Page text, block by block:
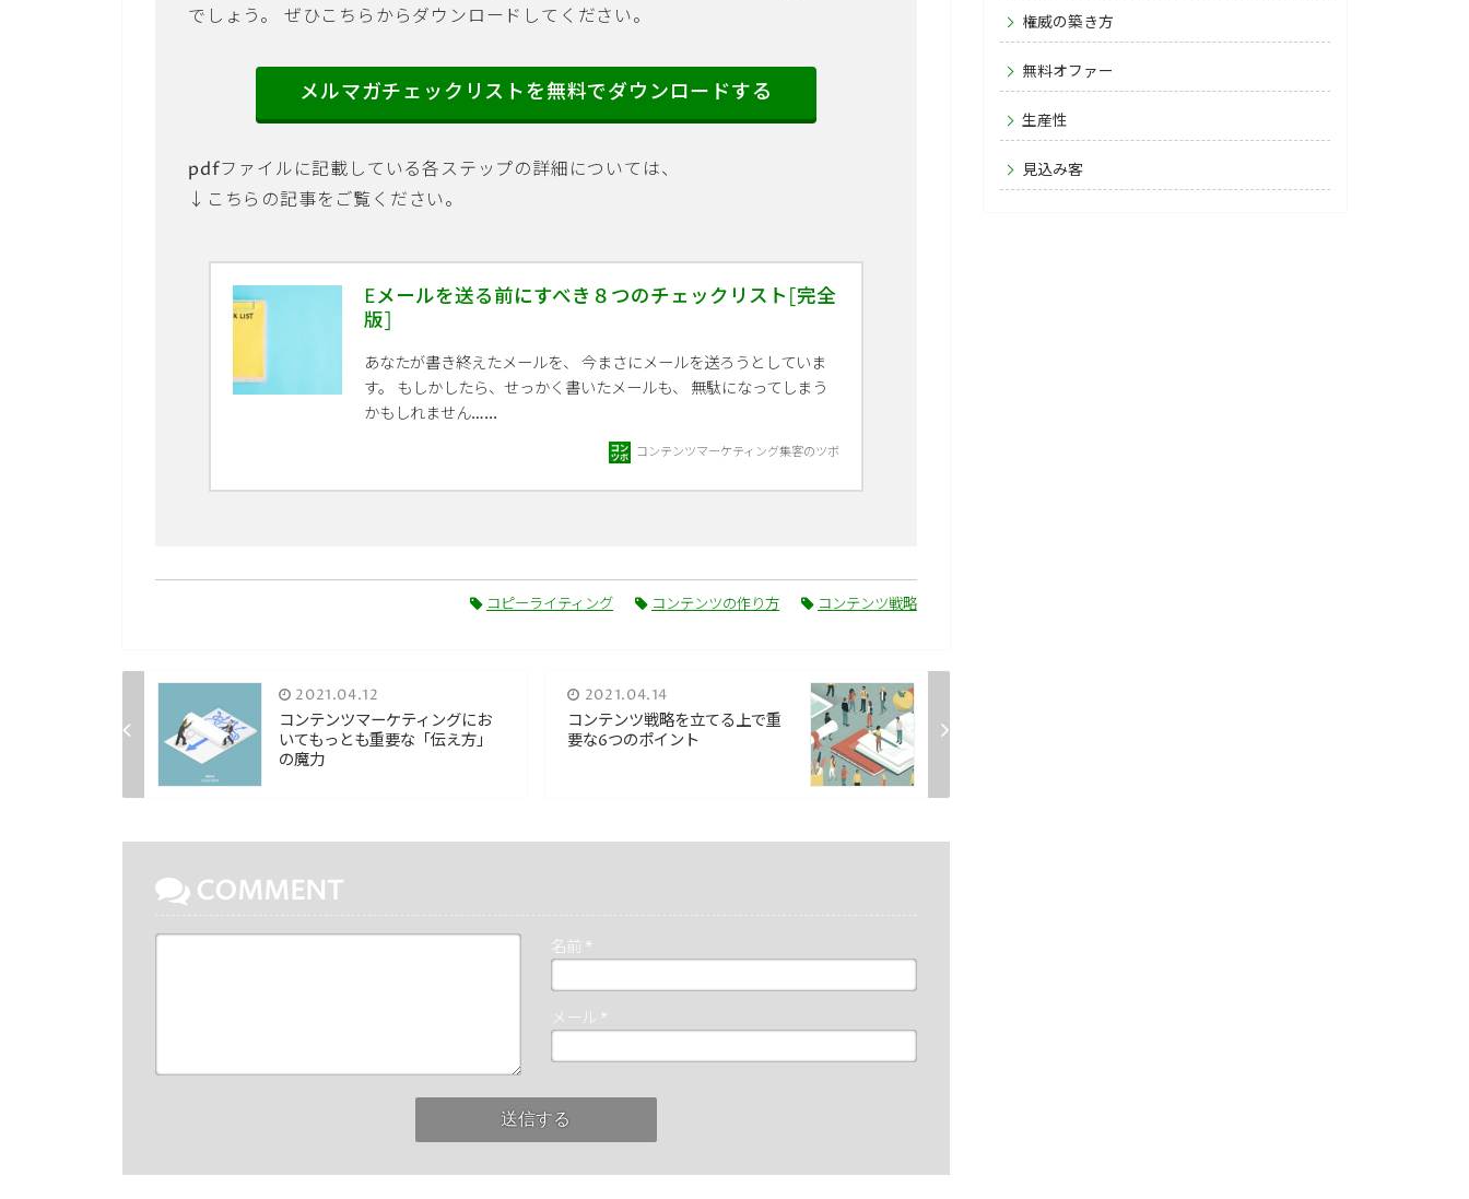
でしょう。 ぜひこちらからダウンロードしてください。
メルマガチェックリストを無料でダウンロードする
pdfファイルに記載している各ステップの詳細については、
↓こちらの記事をご覧ください。
Eメールを送る前にすべき８つのチェックリスト[完全
版]
あなたが書き終えたメールを、 今まさにメールを送ろうとしていま
す。 もしかしたら、せっかく書いたメールも、 無駄になってしまう
かもしれません…...
コンテンツマーケティング集客のツボ
コピーライティング コンテンツの作り方 コンテンツ戦略
2021.04.12
コンテンツマーケティングにお
いてもっとも重要な「伝え方」
の魔力
2021.04.14
コンテンツ戦略を立てる上で重
要な6つのポイント
COMMENT
名前 *
メール *
権威の築き方
無料オファー
生産性
見込み客